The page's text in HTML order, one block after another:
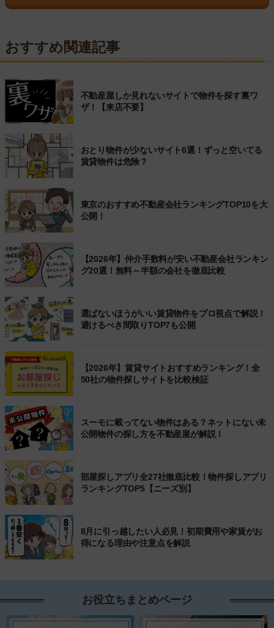
おすすめ関連記事
不動産屋しか見れないサイトで物件を探す裏ワ
ザ！【来店不要】
おとり物件が少ないサイト6選！ずっと空いてる
賃貸物件は危険？
東京のおすすめ不動産会社ランキングTOP10を大
公開！
【2026年】仲介手数料が安い不動産会社ランキン
グ20選！無料～半額の会社を徹底比較
選ばないほうがいい賃貸物件をプロ視点で解説！
避けるべき間取りTOP7も公開
【2026年】賃貸サイトおすすめランキング！全
50社の物件探しサイトを比較検証
スーモに載ってない物件はある？ネットにない未
公開物件の探し方を不動産屋が解説！
部屋探しアプリ全27社徹底比較！物件探しアプリ
ランキングTOP5【ニーズ別】
8月に引っ越したい人必見！初期費用や家賃がお
得になる理由や注意点を解説
お役立ちまとめページ